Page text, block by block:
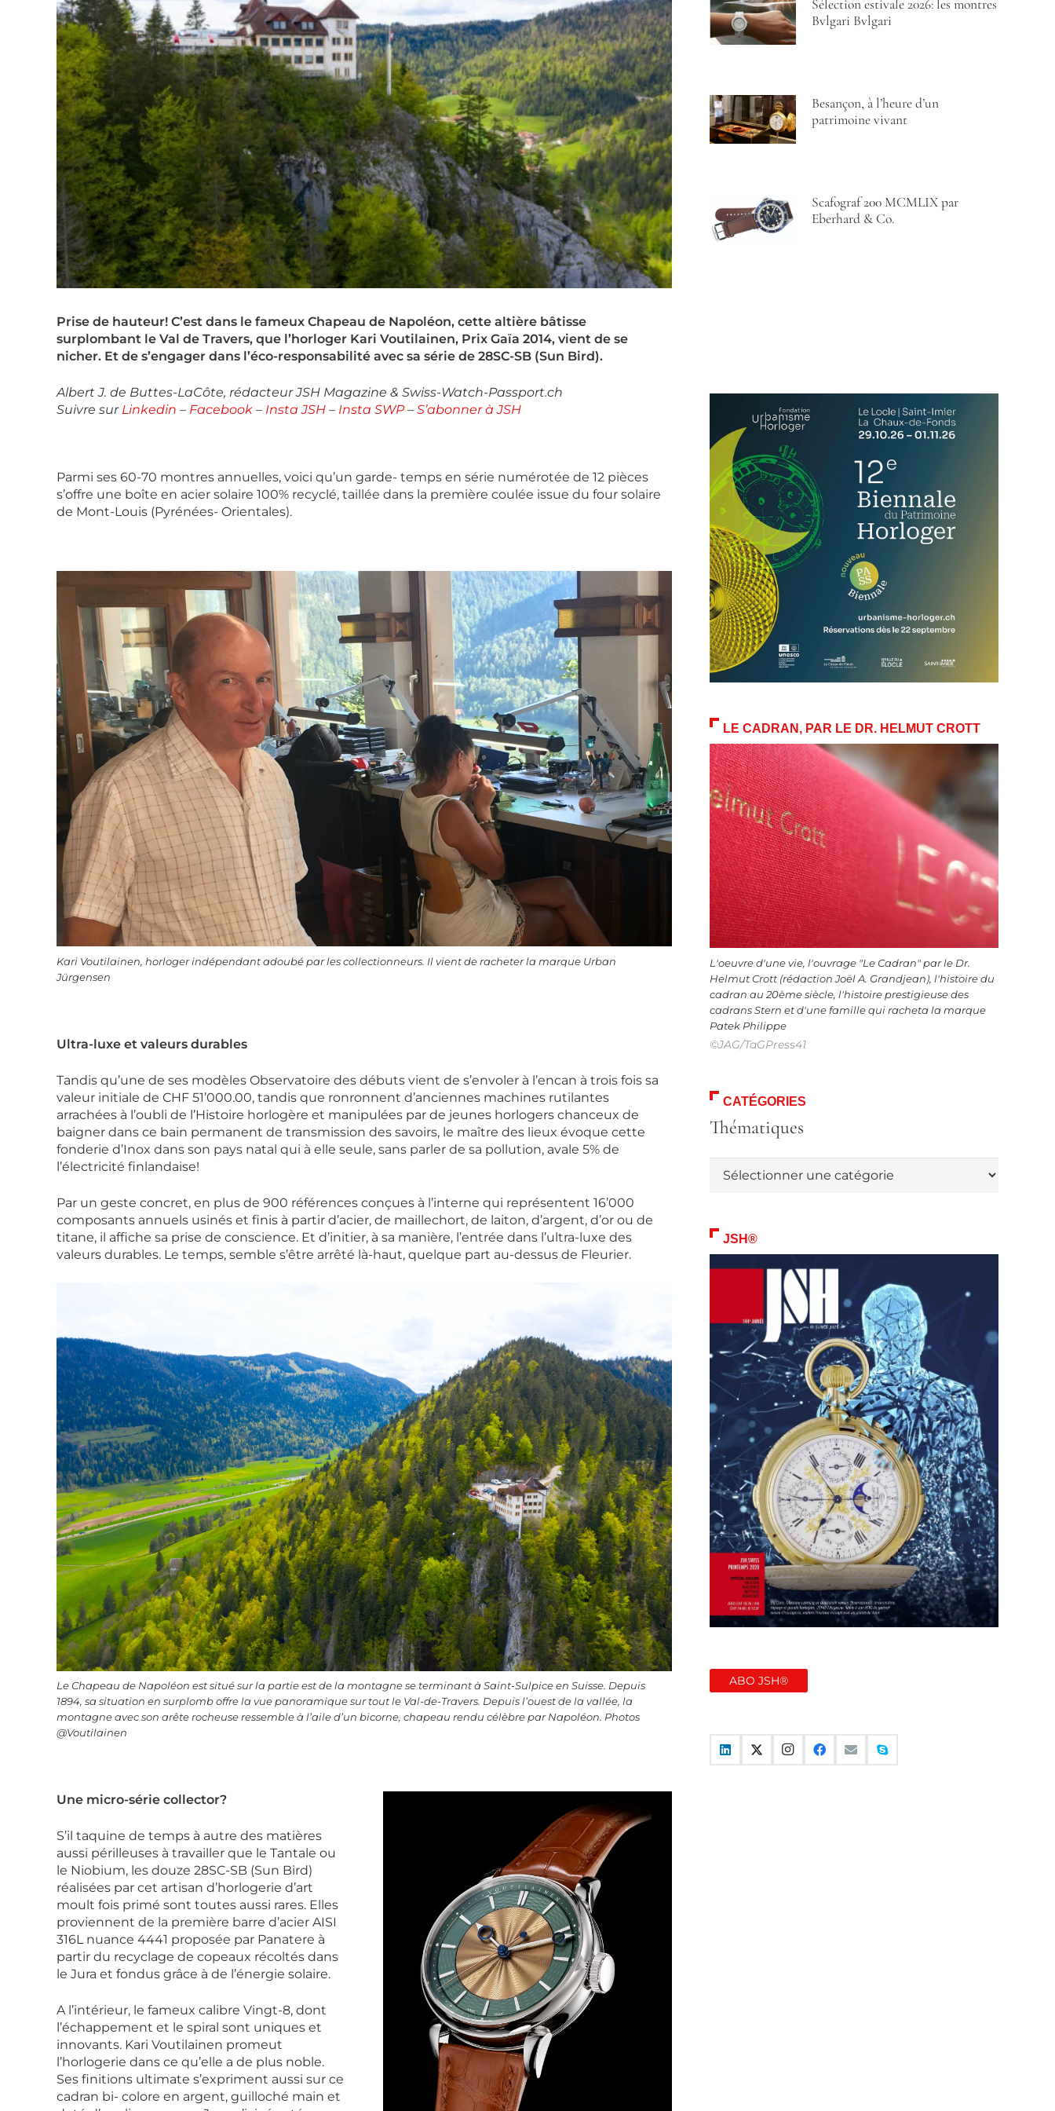
Prise de hauteur! C’est dans le fameux Chapeau de Napoléon, cette altière bâtisse
surplombant le Val de Travers, que l’horloger Kari Voutilainen, Prix Gaïa 2014, vient de se
nicher. Et de s’engager dans l’éco-responsabilité avec sa série de 28SC-SB (Sun Bird).
Albert J. de Buttes-LaCôte, rédacteur JSH Magazine & Swiss-Watch-Passport.ch
Suivre sur Linkedin – Facebook – Insta JSH – Insta SWP– S’abonner à JSH
Parmi ses 60-70 montres annuelles, voici qu’un garde- temps en série numérotée de 12 pièces
s’offre une boîte en acier solaire 100% recyclé, taillée dans la première coulée issue du four solaire
de Mont-Louis (Pyrénées- Orientales).
Kari Voutilainen, horloger indépendant adoubé par les collectionneurs. Il vient de racheter la marque Urban
Jürgensen
Ultra-luxe et valeurs durables
Tandis qu’une de ses modèles Observatoire des débuts vient de s’envoler à l’encan à trois fois sa
valeur initiale de CHF 51’000.00, tandis que ronronnent d’anciennes machines rutilantes
arrachées à l’oubli de l’Histoire horlogère et manipulées par de jeunes horlogers chanceux de
baigner dans ce bain permanent de transmission des savoirs, le maître des lieux évoque cette
fonderie d’Inox dans son pays natal qui à elle seule, sans parler de sa pollution, avale 5% de
l’électricité finlandaise!
Par un geste concret, en plus de 900 références conçues à l’interne qui représentent 16’000
composants annuels usinés et finis à partir d’acier, de maillechort, de laiton, d’argent, d’or ou de
titane, il affiche sa prise de conscience. Et d’initier, à sa manière, l’entrée dans l’ultra-luxe des
valeurs durables. Le temps, semble s’être arrêté là-haut, quelque part au-dessus de Fleurier.
Le Chapeau de Napoléon est situé sur la partie est de la montagne se terminant à Saint-Sulpice en Suisse. Depuis
1894, sa situation en surplomb offre la vue panoramique sur tout le Val-de-Travers. Depuis l’ouest de la vallée, la
montagne avec son arête rocheuse ressemble à l’aile d’un bicorne, chapeau rendu célèbre par Napoléon. Photos
@Voutilainen
Une micro-série collector?
S’il taquine de temps à autre des matières
aussi périlleuses à travailler que le Tantale ou
le Niobium, les douze 28SC-SB (Sun Bird)
réalisées par cet artisan d’horlogerie d’art
moult fois primé sont toutes aussi rares. Elles
proviennent de la première barre d’acier AISI
316L nuance 4441 proposée par Panatere à
partir du recyclage de copeaux récoltés dans
le Jura et fondus grâce à de l’énergie solaire.
A l’intérieur, le fameux calibre Vingt-8, dont
l’échappement et le spiral sont uniques et
innovants. Kari Voutilainen promeut
l’horlogerie dans ce qu’elle a de plus noble.
Ses finitions ultimate s’expriment aussi sur ce
cadran bi- colore en argent, guilloché main et
Sélection estivale 2026: les montres
Bvlgari Bvlgari
Besançon, à l’heure d’un
patrimoine vivant
Scafograf 200 MCMLIX par
Eberhard & Co.
LE CADRAN, PAR LE DR. HELMUT CROTT
L'oeuvre d'une vie, l'ouvrage "Le Cadran" par le Dr.
Helmut Crott (rédaction Joël A. Grandjean), l'histoire du
cadran au 20ème siècle, l'histoire prestigieuse des
cadrans Stern et d'une famille qui racheta la marque
Patek Philippe
©JAG/TaGPress41
CATÉGORIES
Thématiques
JSH®
ABO JSH®